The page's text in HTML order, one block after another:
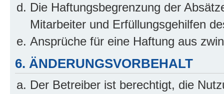
Die Haftungsbegrenzung der
Mitarbeiter und Erfüllungsgehilfen
Ansprüche für eine Haftung aus
6. ÄNDERUNGSVORBEHALT
Der Betreiber ist berechtigt, die